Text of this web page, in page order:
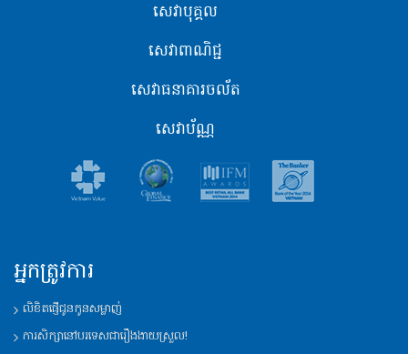
សេវាបុគ្គល
សេវាពាណិជ្ជ
សេវាធនាគារចល័ត
សេវាប័ណ្ណ
អ្នកត្រូវការ
លិខិតផ្ញើជូនកូនសម្លាញ់
ការសិក្សានៅបរទេសជារឿងងាយស្រួល!